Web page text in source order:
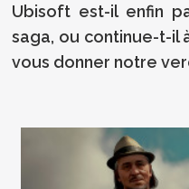
Ubisoft est-il enfin
saga, ou continue-t-il
vous donner notre